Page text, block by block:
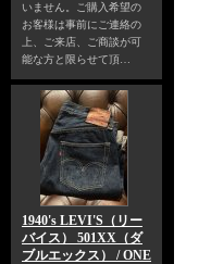
いません。ご購入希望の
お客様は事前にご連絡の
上、ご来店、ご商談が可
能な方と限らせて頂…
1940's LEVI'S（リー
バイス） 501XX（ダ
ブルエックス） / ONE